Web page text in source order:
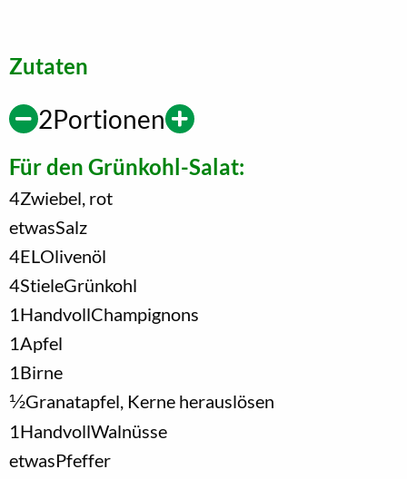
Zutaten
2Portionen
Für den Grünkohl-Salat:
4Zwiebel, rot
etwasSalz
4EL Olivenöl
4StieleGrünkohl
1 HandvollChampignons
1 Apfel
1 Birne
1/2Granatapfel, Kerne herauslösen
1 HandvollWalnüsse
etwasPfeffer